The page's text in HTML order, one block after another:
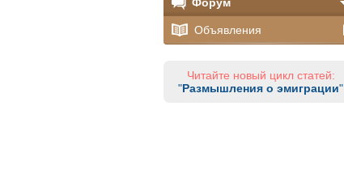
Объявления
Читайте новый цикл статей:
"Размышления о эмиграции"